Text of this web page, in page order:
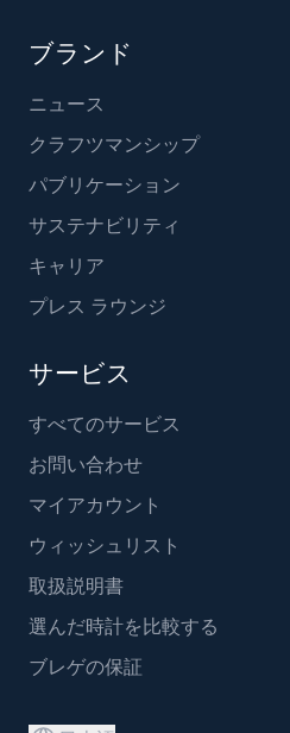
ブランド
ニュース
クラフツマンシップ
パブリケーション
サステナビリティ
キャリア
プレス ラウンジ
サービス
すべてのサービス
お問い合わせ
マイアカウント
ウィッシュリスト
取扱説明書
選んだ時計を比較する
ブレゲの保証